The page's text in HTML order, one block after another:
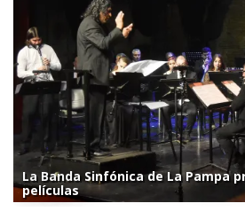
La Banda Sinfónica de La Pampa
películas